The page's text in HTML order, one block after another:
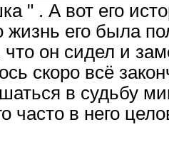
" . А вот его
его была
что он сидел и
скоро всё
в судьбу
часто в него